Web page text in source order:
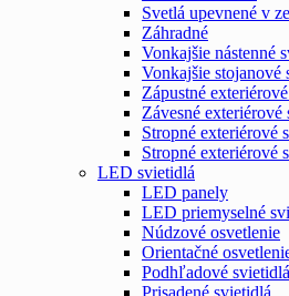
Svetlá upevnené v
Záhradné
Vonkajšie nástenné
Vonkajšie stojanové
Zápustné
Závesné exteriérové
Stropné exteriérové
Stropné exteriérové
LED svietidlá
LED panely
LED priemyselné
Núdzové osvetlenie
Orientačné
Podhľadové svietidlá
Prisadené svietidlá